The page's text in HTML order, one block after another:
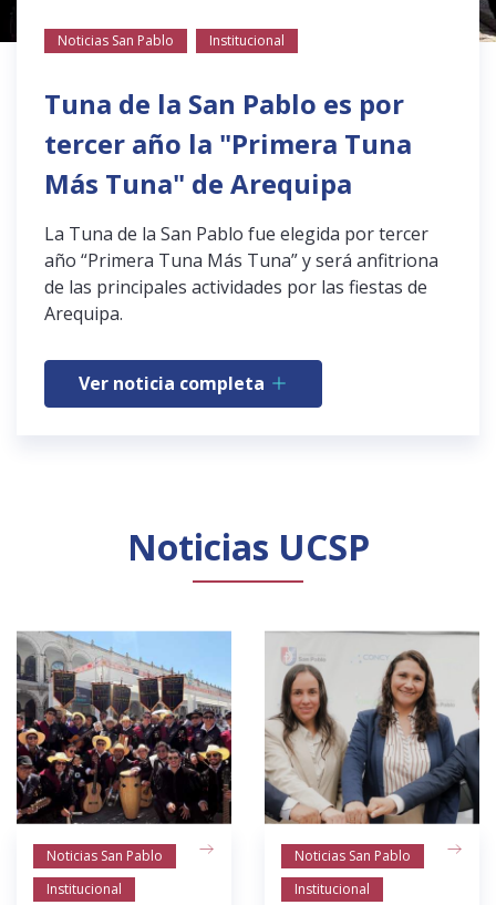
Noticias San Pablo Institucional
Tuna de la San Pablo es por
tercer año la "Primera Tuna
Más Tuna" de Arequipa
La Tuna de la San Pablo fue elegida por tercer
año “Primera Tuna Más Tuna” y será anfitriona
de las principales actividades por las fiestas de
Arequipa.
Ver noticia completa
Noticias UCSP
Noticias San Pablo
Institucional
Noticias San Pablo
Institucional